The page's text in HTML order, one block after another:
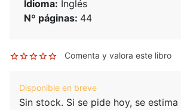
Idioma: Inglés
Nº páginas: 44
Comenta y valora este libro
Disponible en breve
Sin stock. Si se pide hoy, se